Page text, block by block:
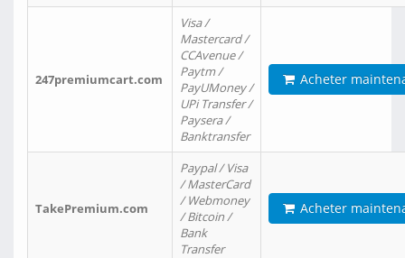
247premiumcart.com
Visa /
Mastercard /
CCAvenue /
Paytm /
PayUMoney /
UPi Transfer /
Paysera /
Banktransfer
Acheter
TakePremium.com
Paypal / Visa
/ MasterCard
/ Webmoney
/ Bitcoin /
Bank
Transfer
Acheter